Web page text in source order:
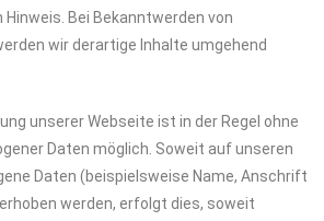
Bei Bekanntwerden von
wir derartige Inhalte umgehend
unserer Webseite ist in der Regel ohne
Daten möglich. Soweit auf unseren
Daten (beispielsweise Name, Anschrift
werden, erfolgt dies, soweit